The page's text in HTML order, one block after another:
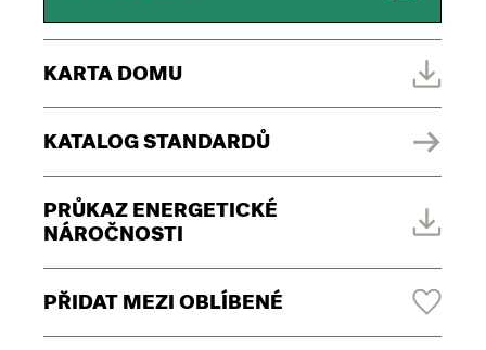
KARTA DOMU
KATALOG STANDARDŮ
PRŮKAZ ENERGETICKÉ
NÁROČNOSTI
PŘIDAT MEZI OBLÍBENÉ